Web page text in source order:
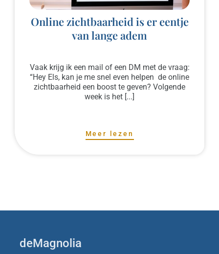
Online zichtbaarheid is er eentje
van lange adem
Vaak krijg ik een mail of een DM met de vraag:
“Hey Els, kan je me snel even helpen de online
zichtbaarheid een boost te geven? Volgende
week is het [...]
Meer lezen
deMagnolia